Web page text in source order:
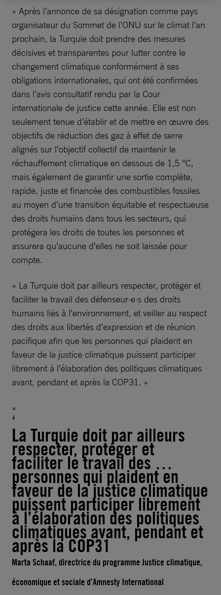
« Après l’annonce de sa désignation comme pays
organisateur du Sommet de l’ONU sur le climat l’an
prochain, la Turquie doit prendre des mesures
décisives et transparentes pour lutter contre le
changement climatique conformément à ses
obligations internationales, qui ont été confirmées
dans l’avis consultatif rendu par la Cour
internationale de justice cette année. Elle est non
seulement tenue d’établir et de mettre en œuvre des
objectifs de réduction des gaz à effet de serre
alignés sur l’objectif collectif de maintenir le
réchauffement climatique en dessous de 1,5 °C,
mais également de garantir une sortie complète,
rapide, juste et financée des combustibles fossiles
au moyen d’une transition équitable et respectueuse
des droits humains dans tous les secteurs, qui
protégera les droits de toutes les personnes et
assurera qu’aucune d’elles ne soit laissée pour
compte.
« La Turquie doit par ailleurs respecter, protéger et
faciliter le travail des défenseur·e·s des droits
humains liés à l’environnement, et veiller au respect
des droits aux libertés d’expression et de réunion
pacifique afin que les personnes qui plaident en
faveur de la justice climatique puissent participer
librement à l’élaboration des politiques climatiques
avant, pendant et après la COP31. »
La Turquie doit par ailleurs
respecter, protéger et
faciliter le travail des …
personnes qui plaident en
faveur de la justice climatique
puissent participer librement
à l’élaboration des politiques
climatiques avant, pendant et
après la COP31
Marta Schaaf, directrice du programme Justice climatique,
économique et sociale d’Amnesty International